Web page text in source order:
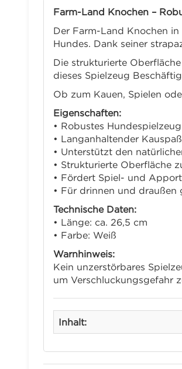
Farm-Land Knochen –
Der Farm-Land Knochen
Hundes. Dank seiner
Die strukturierte
dieses Spielzeug
Ob zum Kauen, Spielen
Eigenschaften:
• Robustes
• Langanhaltender Kauspaß
• Unterstützt den
• Strukturierte Oberfläche
• Fördert Spiel- und
• Für drinnen und draußen
Technische Daten:
• Länge: ca. 26,5 cm
• Farbe: Weiß
Warnhinweis:
Kein unzerstörbares
um Verschluckungsgefahr
Inhalt: